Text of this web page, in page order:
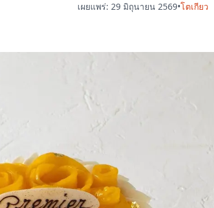
เผยแพร่: 29 มิถุนายน 2569•โตเกียว